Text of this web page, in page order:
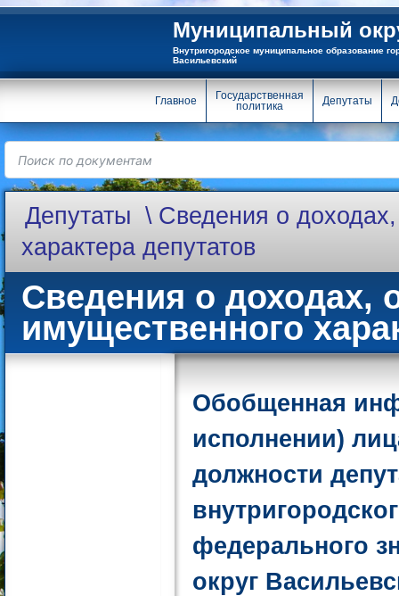
Муниципальный
Внутригородское муниципальное образование
Васильевский
Главное
Государственная
политика
Депутаты
Депутаты
Сведения о
характера депутатов
Сведения о доходах,
имущественного
Обобщенная
исполнении)
должности
федерального
округ